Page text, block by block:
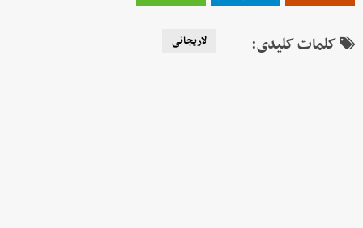
کلمات کلیدی: لاریجانی